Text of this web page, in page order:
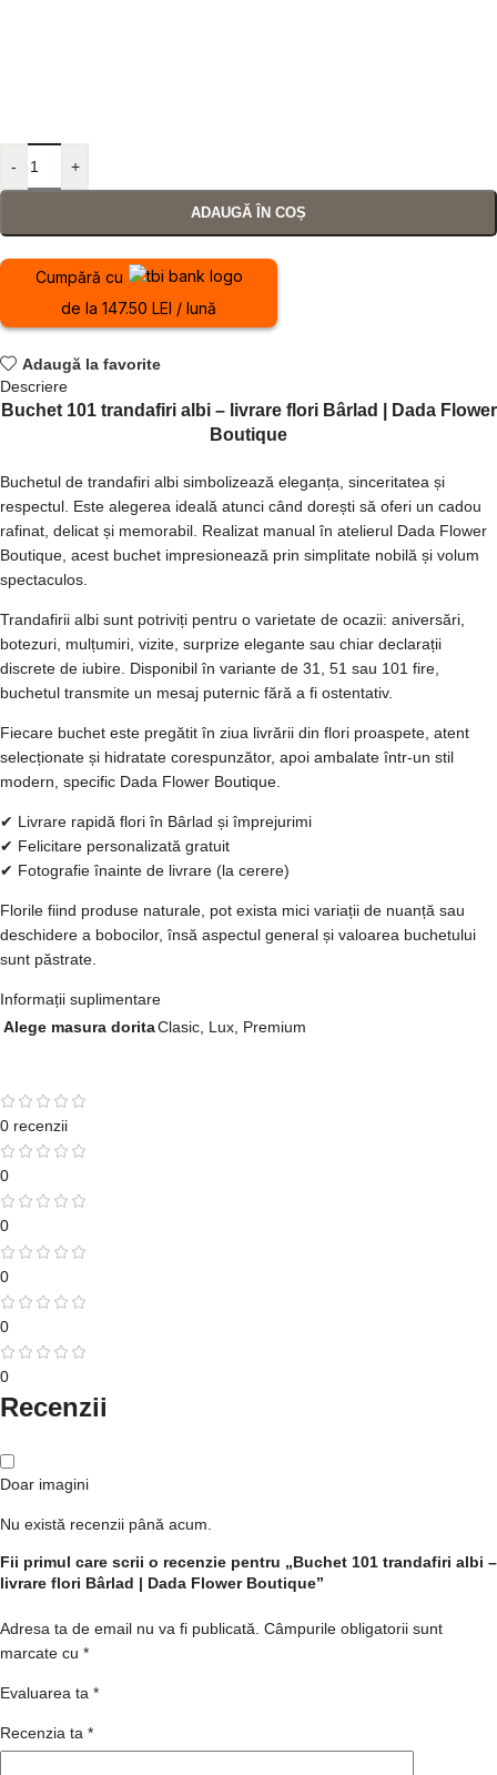
- +
ADAUGĂ ÎN COȘ
Cumpără cu
de la 147.50 LEI / lună
Adaugă la favorite
Descriere
Buchet 101 trandafiri albi – livrare flori Bârlad | Dada Flower
Boutique
Buchetul de trandafiri albi simbolizează eleganța, sinceritatea și
respectul. Este alegerea ideală atunci când dorești să oferi un cadou
rafinat, delicat și memorabil. Realizat manual în atelierul Dada Flower
Boutique, acest buchet impresionează prin simplitate nobilă și volum
spectaculos.
Trandafirii albi sunt potriviți pentru o varietate de ocazii: aniversări,
botezuri, mulțumiri, vizite, surprize elegante sau chiar declarații
discrete de iubire. Disponibil în variante de 31, 51 sau 101 fire,
buchetul transmite un mesaj puternic fără a fi ostentativ.
Fiecare buchet este pregătit în ziua livrării din flori proaspete, atent
selecționate și hidratate corespunzător, apoi ambalate într-un stil
modern, specific Dada Flower Boutique.
✔ Livrare rapidă flori în Bârlad și împrejurimi
✔ Felicitare personalizată gratuit
✔ Fotografie înainte de livrare (la cerere)
Florile fiind produse naturale, pot exista mici variații de nuanță sau
deschidere a bobocilor, însă aspectul general și valoarea buchetului
sunt păstrate.
Informații suplimentare
Alege masura doritaClasic, Lux, Premium
0 recenzii
0
0
0
0
0
Recenzii
Doar imagini
Nu există recenzii până acum.
Fii primul care scrii o recenzie pentru „Buchet 101 trandafiri albi –
livrare flori Bârlad | Dada Flower Boutique”
Adresa ta de email nu va fi publicată. Câmpurile obligatorii sunt
marcate cu *
Evaluarea ta *
Recenzia ta *